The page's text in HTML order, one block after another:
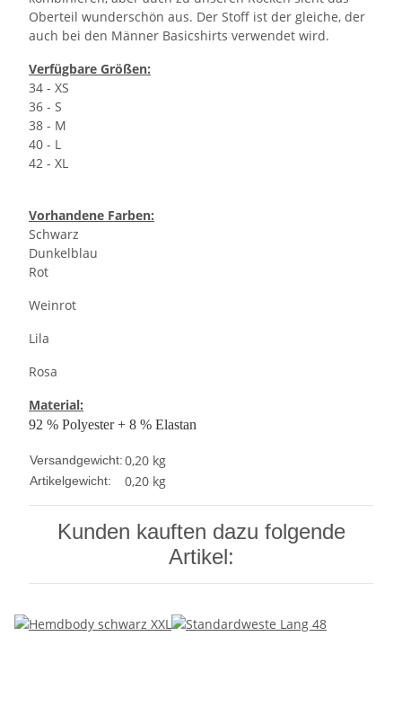
Oberteil wunderschön aus. Der Stoff ist der gleiche, der
auch bei den Männer Basicshirts verwendet wird.
Verfügbare Größen:
34 - XS
36 - S
38 - M
40 - L
42 - XL
Vorhandene Farben:
Schwarz
Dunkelblau
Rot
Weinrot
Lila
Rosa
Material:
92 % Polyester + 8 % Elastan
Versandgewicht:0,20 kg
Artikelgewicht: 0,20 kg
Kunden kauften dazu folgende
Artikel: